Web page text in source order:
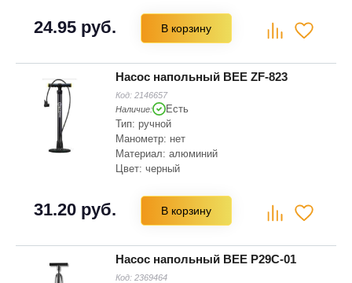
24.95 руб. В корзину
Насос напольный BEE ZF-823
Код: 2146657
Наличие:
Есть
Тип: ручной
Манометр: нет
Материал: алюминий
Цвет: черный
Насадка для ниппелей: Presta (SV),
Schrader (AV)
31.20 руб. В корзину
Насос напольный BEE P29C-01
Код: 2369464